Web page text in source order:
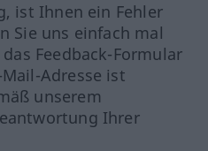
ist Ihnen ein Fehler
Sie uns einfach mal
Feedback-Formular
Adresse ist
unserem
Ihrer